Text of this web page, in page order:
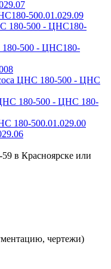
500.01.029.09
180-500 - ЦНС180-
180-500 - ЦНС180-
ЦНС 180-500 - ЦНС
180-500 - ЦНС 180-
180-500.01.029.00
59 в Красноярске или
чертежи)